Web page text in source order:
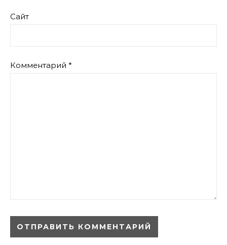
Сайт
Комментарий *